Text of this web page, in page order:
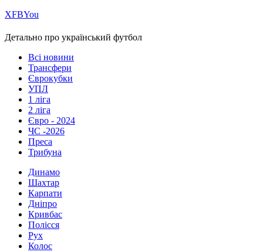
ХFBYou
Детально про український футбол
Всі новини
Трансфери
Єврокубки
УПЛ
1 ліга
2 ліга
Євро - 2024
ЧС -2026
Преса
Трибуна
Динамо
Шахтар
Карпати
Дніпро
Кривбас
Полісся
Рух
Колос